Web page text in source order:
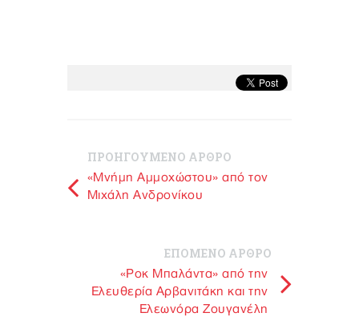
ΠΡΟΗΓΟΥΜΕΝΟ ΑΡΘΡΟ
«Μνήμη Αμμοχώστου» από τον
Μιχάλη Ανδρονίκου
ΕΠΟΜΕΝΟ ΑΡΘΡΟ
«Ροκ Μπαλάντα» από την
Ελευθερία Αρβανιτάκη και την
Ελεωνόρα Ζουγανέλη